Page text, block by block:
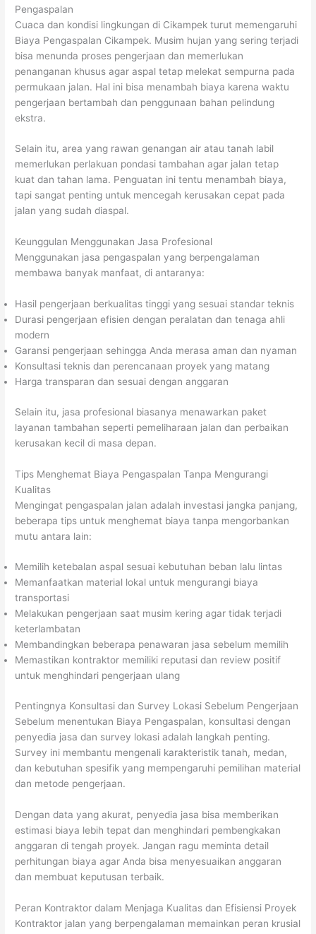
Pengaspalan
Cuaca dan kondisi lingkungan di Cikampek turut memengaruhi
Biaya Pengaspalan Cikampek. Musim hujan yang sering terjadi
bisa menunda proses pengerjaan dan memerlukan
penanganan khusus agar aspal tetap melekat sempurna pada
permukaan jalan. Hal ini bisa menambah biaya karena waktu
pengerjaan bertambah dan penggunaan bahan pelindung
ekstra.
Selain itu, area yang rawan genangan air atau tanah labil
memerlukan perlakuan pondasi tambahan agar jalan tetap
kuat dan tahan lama. Penguatan ini tentu menambah biaya,
tapi sangat penting untuk mencegah kerusakan cepat pada
jalan yang sudah diaspal.
Keunggulan Menggunakan Jasa Profesional
Menggunakan jasa pengaspalan yang berpengalaman
membawa banyak manfaat, di antaranya:
Hasil pengerjaan berkualitas tinggi yang sesuai standar teknis
Durasi pengerjaan efisien dengan peralatan dan tenaga ahli
modern
Garansi pengerjaan sehingga Anda merasa aman dan nyaman
Konsultasi teknis dan perencanaan proyek yang matang
Harga transparan dan sesuai dengan anggaran
Selain itu, jasa profesional biasanya menawarkan paket
layanan tambahan seperti pemeliharaan jalan dan perbaikan
kerusakan kecil di masa depan.
Tips Menghemat Biaya Pengaspalan Tanpa Mengurangi
Kualitas
Mengingat pengaspalan jalan adalah investasi jangka panjang,
beberapa tips untuk menghemat biaya tanpa mengorbankan
mutu antara lain:
Memilih ketebalan aspal sesuai kebutuhan beban lalu lintas
Memanfaatkan material lokal untuk mengurangi biaya
transportasi
Melakukan pengerjaan saat musim kering agar tidak terjadi
keterlambatan
Membandingkan beberapa penawaran jasa sebelum memilih
Memastikan kontraktor memiliki reputasi dan review positif
untuk menghindari pengerjaan ulang
Pentingnya Konsultasi dan Survey Lokasi Sebelum Pengerjaan
Sebelum menentukan Biaya Pengaspalan, konsultasi dengan
penyedia jasa dan survey lokasi adalah langkah penting.
Survey ini membantu mengenali karakteristik tanah, medan,
dan kebutuhan spesifik yang mempengaruhi pemilihan material
dan metode pengerjaan.
Dengan data yang akurat, penyedia jasa bisa memberikan
estimasi biaya lebih tepat dan menghindari pembengkakan
anggaran di tengah proyek. Jangan ragu meminta detail
perhitungan biaya agar Anda bisa menyesuaikan anggaran
dan membuat keputusan terbaik.
Peran Kontraktor dalam Menjaga Kualitas dan Efisiensi Proyek
Kontraktor jalan yang berpengalaman memainkan peran krusial